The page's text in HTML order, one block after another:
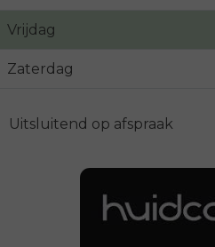
Vrijdag
Zaterdag
Uitsluitend op afspraak